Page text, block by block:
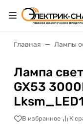
Главная Лампы
Лампа
GX53
В избранное К